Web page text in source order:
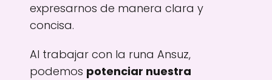
expresarnos de manera clara y
concisa.
Al trabajar con la runa Ansuz,
podemos potenciar nuestra